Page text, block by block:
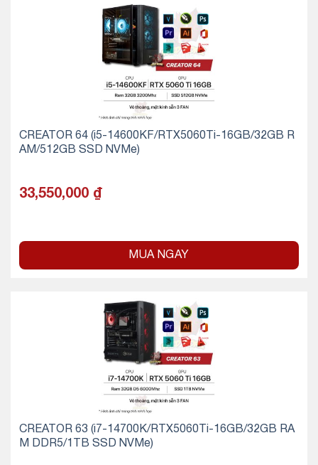
CREATOR 64 (i5-14600KF/RTX5060Ti-16GB/32GB R
AM/512GB SSD NVMe)
33,550,000 ₫
MUA NGAY
CREATOR 63 (i7-14700K/RTX5060Ti-16GB/32GB RA
M DDR5/1TB SSD NVMe)